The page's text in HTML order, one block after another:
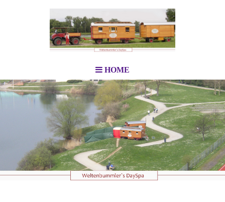
HOME